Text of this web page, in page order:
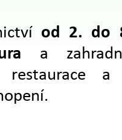
od 2. do
a
restaurace a